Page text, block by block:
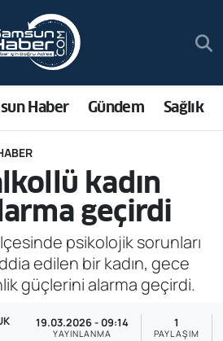
Haber Gündem Sağlık
kadın
geçirdi
psikolojik sorunları
edilen bir kadın, gece
güçlerini alarma geçirdi.
19.03.2026 - 09:14
YAYINLANMA
1
PAYLAŞIM
ve Fikstür